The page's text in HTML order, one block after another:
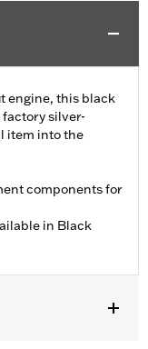
engine, this black
silver-
item into the
components for
in Black